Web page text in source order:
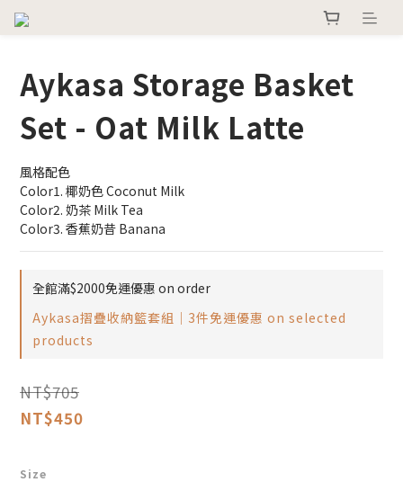
Aykasa Storage Basket
Set - Oat Milk Latte
風格配色
Color1. 椰奶色 Coconut Milk
Color2. 奶茶 Milk Tea
Color3. 香蕉奶昔 Banana
全館滿$2000免運優惠 on order
Aykasa摺疊收納籃套組｜3件免運優惠 on selected
products
NT$705
NT$450
Size